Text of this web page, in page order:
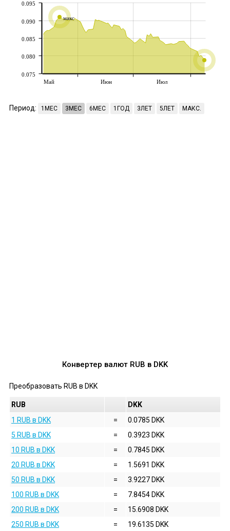
макс
Май Июн Июл
0.075
0.080
0.085
0.090
0.095
Период: 1МЕС 3МЕС 6МЕС 1ГОД 3ЛЕТ 5ЛЕТ МАКС.
Конвертер валют RUB в DKK
Преобразовать RUB в DKK
RUB
DKK
1 RUB в DKK
=
0.0785 DKK
5 RUB в DKK
=
0.3923 DKK
10 RUB в DKK
=
0.7845 DKK
20 RUB в DKK
=
1.5691 DKK
50 RUB в DKK
=
3.9227 DKK
100 RUB в DKK
=
7.8454 DKK
200 RUB в DKK
=
15.6908 DKK
250 RUB в DKK
=
19.6135 DKK